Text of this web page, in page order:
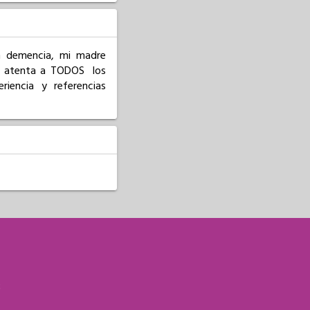
mi madre
a TODOS  los
y referencias